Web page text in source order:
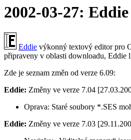
2002-03-27:
Eddie výkonný textový editor pro
připraveny v oblasti downloadu, Eddie
Zde je seznam změn od verze 6.09:
Eddie: Změny ve verze 7.04
Oprava: Staré soubory *.SES
Eddie: Změny ve verze 7.03